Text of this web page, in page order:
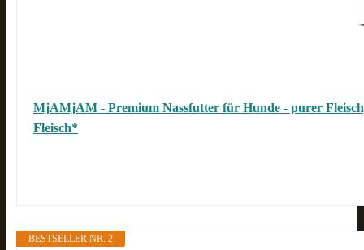
MjAMjAM - Premium Nassfutter für Hunde - purer
Fleisch*
BESTSELLER NR. 2